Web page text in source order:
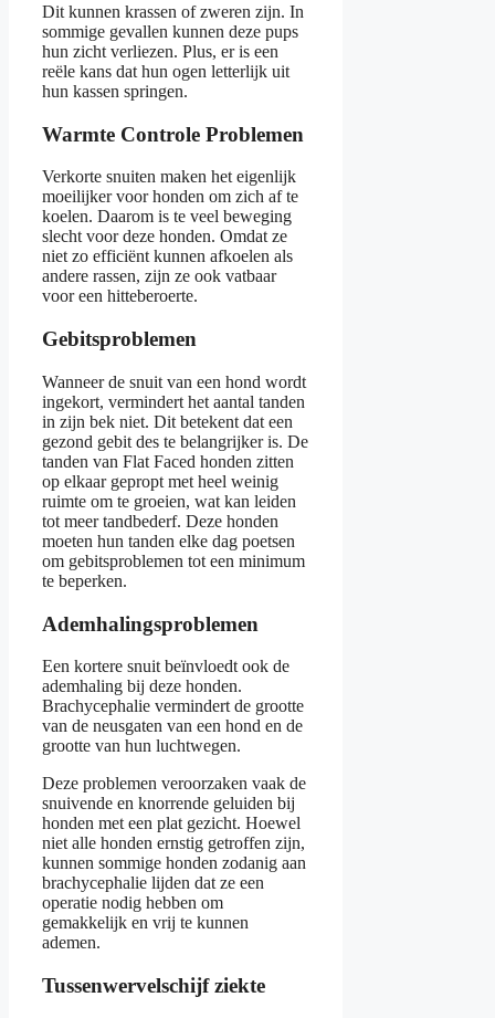
Dit kunnen krassen of zweren zijn. In
sommige gevallen kunnen deze pups
hun zicht verliezen. Plus, er is een
reële kans dat hun ogen letterlijk uit
hun kassen springen.
Warmte Controle Problemen
Verkorte snuiten maken het eigenlijk
moeilijker voor honden om zich af te
koelen. Daarom is te veel beweging
slecht voor deze honden. Omdat ze
niet zo efficiënt kunnen afkoelen als
andere rassen, zijn ze ook vatbaar
voor een hitteberoerte.
Gebitsproblemen
Wanneer de snuit van een hond wordt
ingekort, vermindert het aantal tanden
in zijn bek niet. Dit betekent dat een
gezond gebit des te belangrijker is. De
tanden van Flat Faced honden zitten
op elkaar gepropt met heel weinig
ruimte om te groeien, wat kan leiden
tot meer tandbederf. Deze honden
moeten hun tanden elke dag poetsen
om gebitsproblemen tot een minimum
te beperken.
Ademhalingsproblemen
Een kortere snuit beïnvloedt ook de
ademhaling bij deze honden.
Brachycephalie vermindert de grootte
van de neusgaten van een hond en de
grootte van hun luchtwegen.
Deze problemen veroorzaken vaak de
snuivende en knorrende geluiden bij
honden met een plat gezicht. Hoewel
niet alle honden ernstig getroffen zijn,
kunnen sommige honden zodanig aan
brachycephalie lijden dat ze een
operatie nodig hebben om
gemakkelijk en vrij te kunnen
ademen.
Tussenwervelschijf ziekte